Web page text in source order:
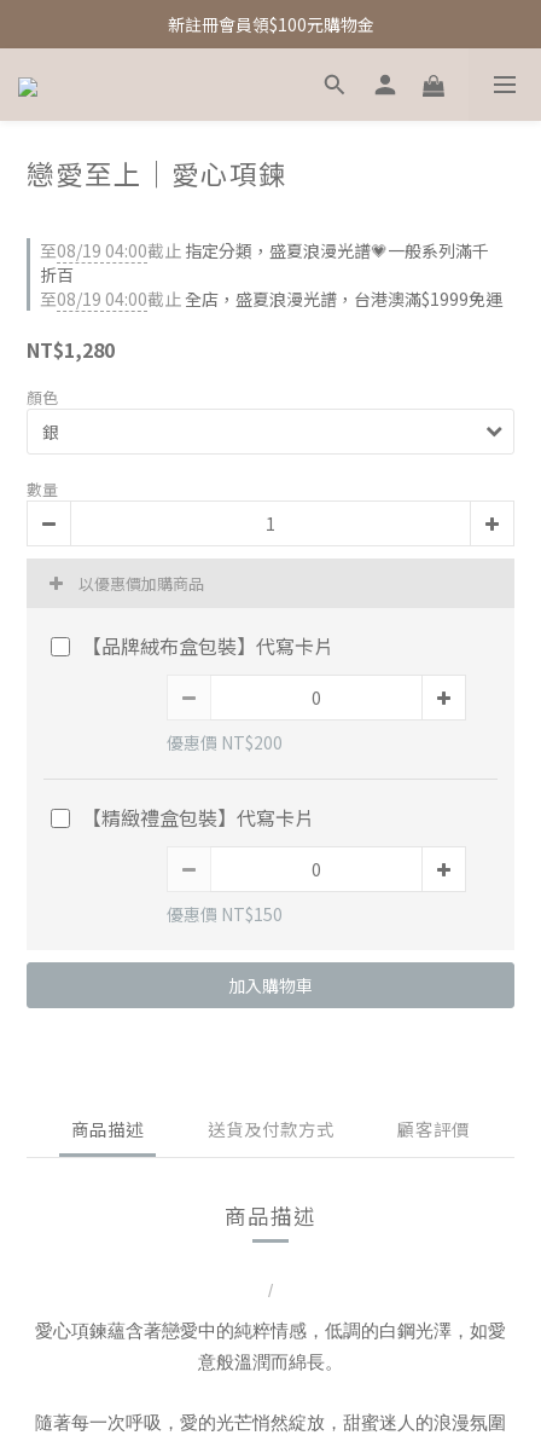
新註冊會員領$100元購物金
新註冊會員領$100元購物金
Free Shipping｜台灣滿額享免運優惠
新註冊會員領$100元購物金
戀愛至上｜愛心項鍊
至08/19 04:00截止 指定分類，盛夏浪漫光譜💗一般系列滿千
折百
至08/19 04:00截止 全店，盛夏浪漫光譜，台港澳滿$1999免運
NT$1,280
顏色
數量
以優惠價加購商品
【品牌絨布盒包裝】代寫卡片
優惠價 NT$200
【精緻禮盒包裝】代寫卡片
優惠價 NT$150
加入購物車
商品描述 送貨及付款方式 顧客評價
商品描述
/
愛心項鍊蘊含著戀愛中的純粹情感，低調的白鋼光澤，如愛
意般溫潤而綿長。
隨著每一次呼吸，愛的光芒悄然綻放，甜蜜迷人的浪漫氛圍